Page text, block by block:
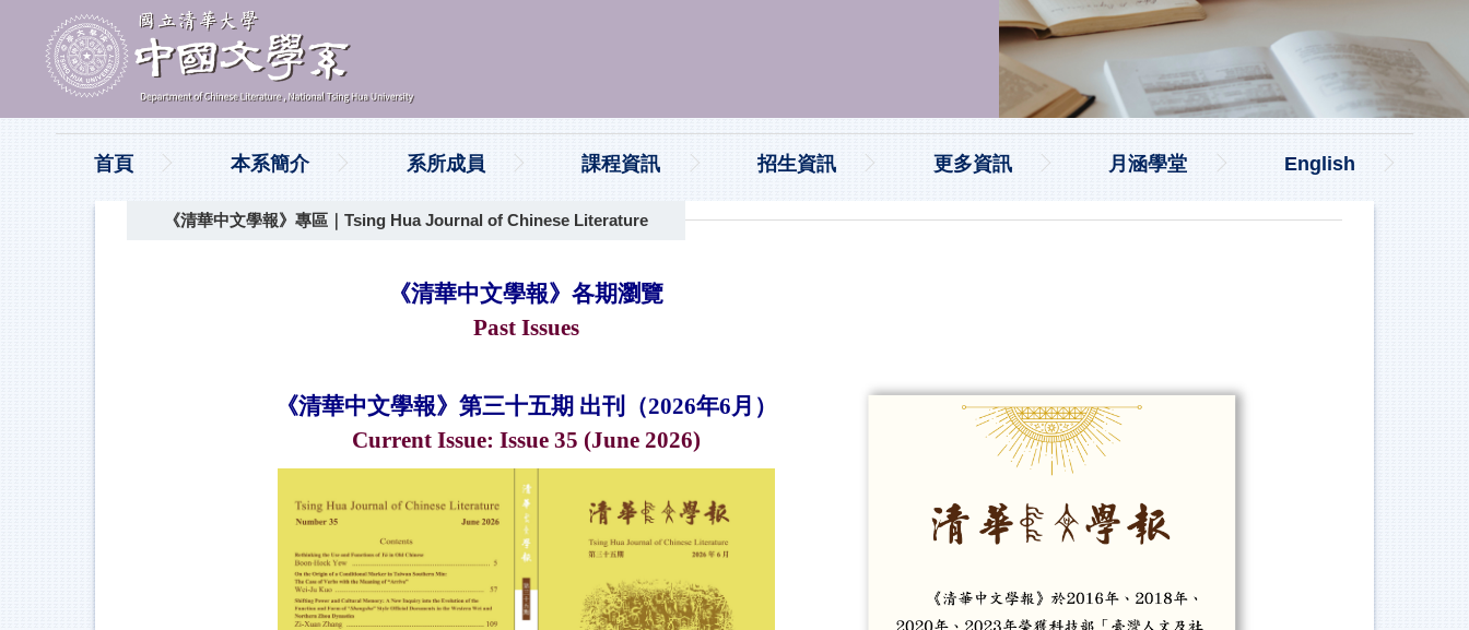
首頁 本系簡介 系所成員 課程資訊 招生資訊 更多資訊 月涵學堂 English
《清華中文學報》專區｜Tsing Hua Journal of Chinese Literature
《清華中文學報》各期瀏覽
Past Issues
《清華中文學報》第三十五期 出刊（2026年6月）
Current Issue: Issue 35 (June 2026)